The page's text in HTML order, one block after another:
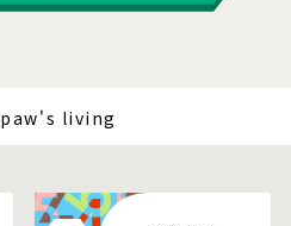
paw's living